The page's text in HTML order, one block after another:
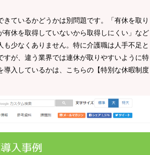
ているかどうかは別問題です。「有休を取り
休を取得していないから取得しにくい」など
少なくありません。特に介護職は人手不足と
が、違う業界では連休が取りやすいように特
入しているかは、こちらの【特別な休暇制度